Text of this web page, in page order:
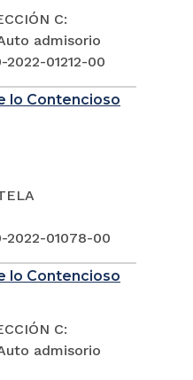
C:
admisorio
2022-01212-00
lo Contencioso
2022-01078-00
lo Contencioso
C:
admisorio